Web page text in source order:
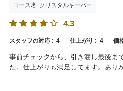
コース名 :クリスタルキーパー
4.3
スタッフの対応 : 4 仕上がり : 4 価
事前チェックから、引き渡し最後ま
た。仕上がりも満足してます。あり